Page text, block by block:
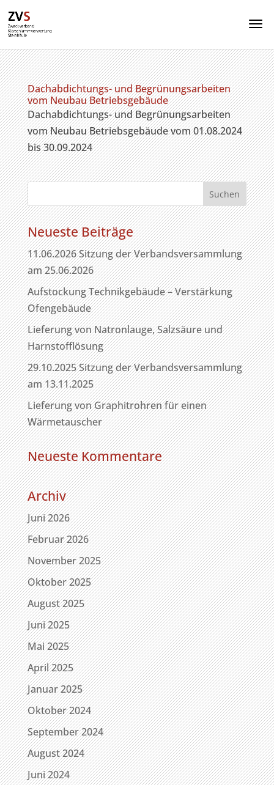
Dachabdichtungs- und Begrünungsarbeiten
vom Neubau Betriebsgebäude
Dachabdichtungs- und Begrünungsarbeiten
vom Neubau Betriebsgebäude vom 01.08.2024
bis 30.09.2024
Neueste Beiträge
11.06.2026 Sitzung der Verbandsversammlung
am 25.06.2026
Aufstockung Technikgebäude – Verstärkung
Ofengebäude
Lieferung von Natronlauge, Salzsäure und
Harnstofflösung
29.10.2025 Sitzung der Verbandsversammlung
am 13.11.2025
Lieferung von Graphitrohren für einen
Wärmetauscher
Neueste Kommentare
Archiv
Juni 2026
Februar 2026
November 2025
Oktober 2025
August 2025
Juni 2025
Mai 2025
April 2025
Januar 2025
Oktober 2024
September 2024
August 2024
Juni 2024